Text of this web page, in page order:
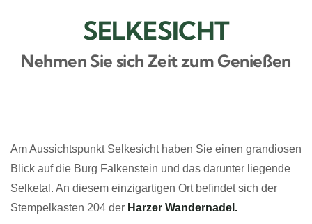
SELKESICHT
Nehmen Sie sich Zeit zum Genießen
Am Aussichtspunkt Selkesicht haben Sie einen grandiosen
Blick auf die Burg Falkenstein und das darunter liegende
Selketal. An diesem einzigartigen Ort befindet sich der
Stempelkasten 204 der Harzer Wandernadel.